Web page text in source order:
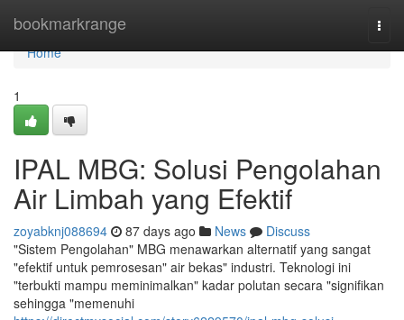
bookmarkrange
Home
Home
1
IPAL MBG: Solusi Pengolahan
Air Limbah yang Efektif
zoyabknj088694 87 days ago News
Discuss
"Sistem Pengolahan" MBG menawarkan alternatif yang sangat
"efektif untuk pemrosesan" air bekas" industri. Teknologi ini
"terbukti mampu meminimalkan" kadar polutan secara "signifikan
sehingga "memenuhi